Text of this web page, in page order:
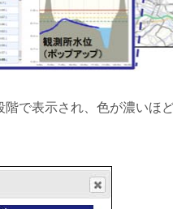
で表示され、色が濃いほ